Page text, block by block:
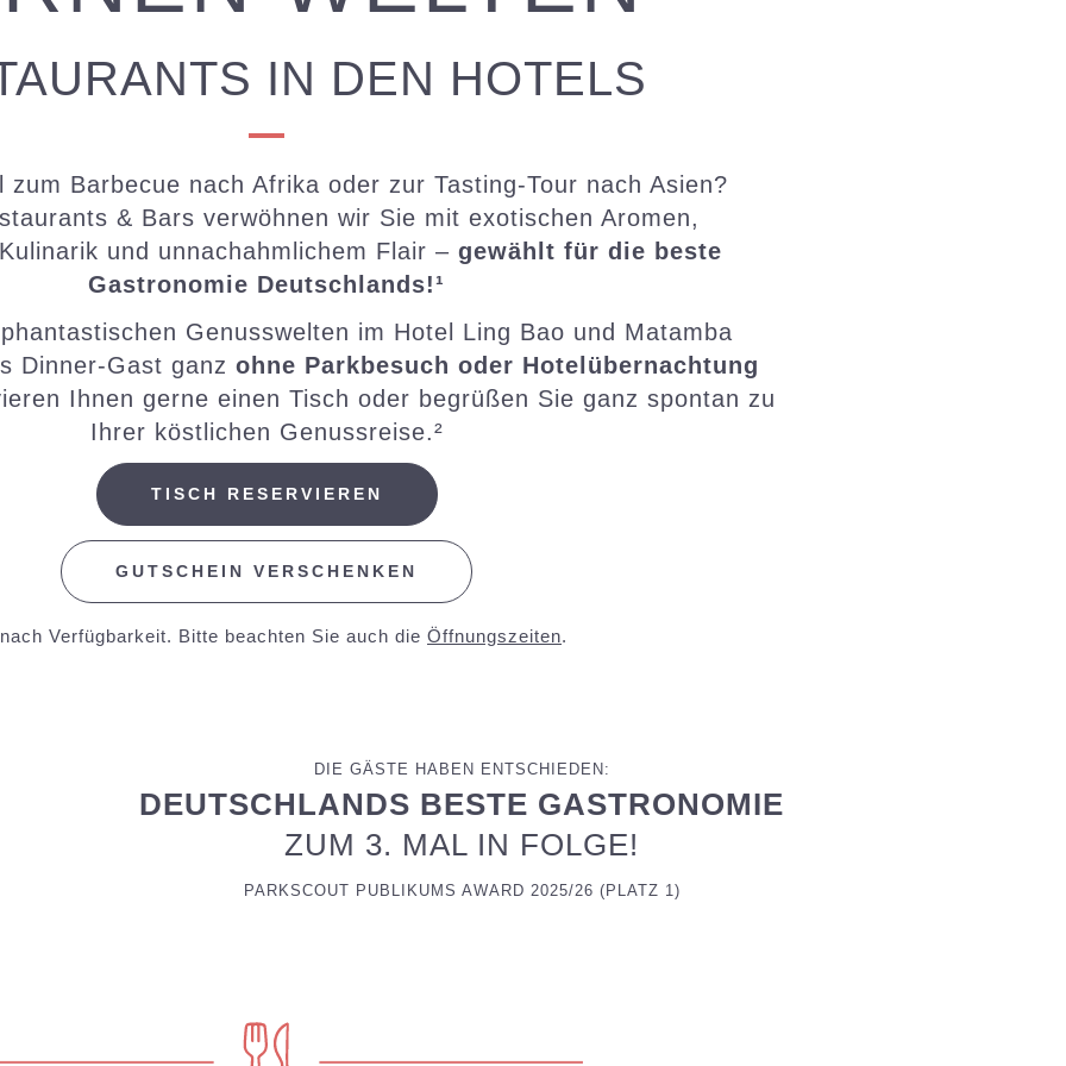
IN DEN HOTELS
zum Barbecue nach Afrika oder zur Tasting-Tour nach Asien?
& Bars verwöhnen wir Sie mit exotischen Aromen,
und unnachahmlichem Flair – gewählt für die beste
Gastronomie Deutschlands!¹
Genusswelten im Hotel Ling Bao und Matamba
Dinner-Gast ganz ohne Parkbesuch oder Hotelübernachtung
Ihnen gerne einen Tisch oder begrüßen Sie ganz spontan zu
Ihrer köstlichen Genussreise.²
TISCH RESERVIEREN
GUTSCHEIN VERSCHENKEN
Verfügbarkeit. Bitte beachten Sie auch die Öffnungszeiten.
DIE GÄSTE HABEN ENTSCHIEDEN:
DEUTSCHLANDS BESTE GASTRONOMIE
ZUM 3. MAL IN FOLGE!
PARKSCOUT PUBLIKUMS AWARD 2025/26 (PLATZ 1)